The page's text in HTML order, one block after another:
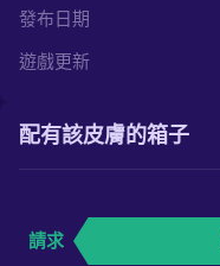
發布日期
遊戲更新
配有該皮膚的箱子
請求